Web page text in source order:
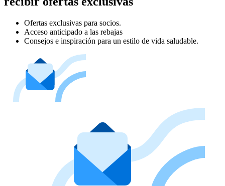
Ofertas exclusivas para socios.
Acceso anticipado a las rebajas
Consejos e inspiración para un estilo de vida saludable.